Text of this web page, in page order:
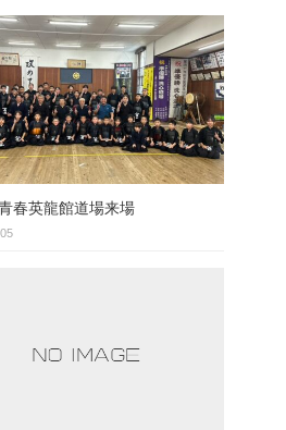
春英龍館道場来場